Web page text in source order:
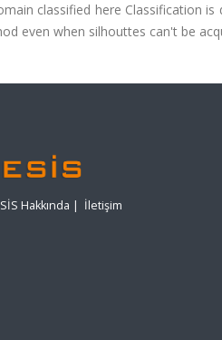
classified here Classification
even when silhouttes can't be
Hakkında | İletişim